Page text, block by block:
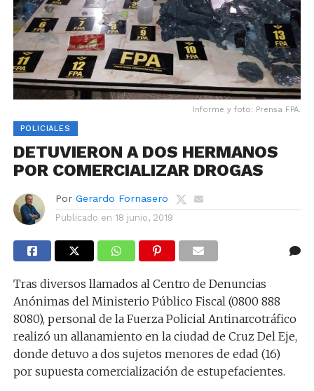
Informe y foto: Prensa FPA.
POLICIALES
DETUVIERON A DOS HERMANOS
POR COMERCIALIZAR DROGAS
Por Gerardo Fornasero
Publicado en 18 junio, 2019
Tras diversos llamados al Centro de Denuncias
Anónimas del Ministerio Público Fiscal (0800 888
8080), personal de la Fuerza Policial Antinarcotráfico
realizó un allanamiento en la ciudad de Cruz Del Eje,
donde detuvo a dos sujetos menores de edad (16)
por supuesta comercialización de estupefacientes.